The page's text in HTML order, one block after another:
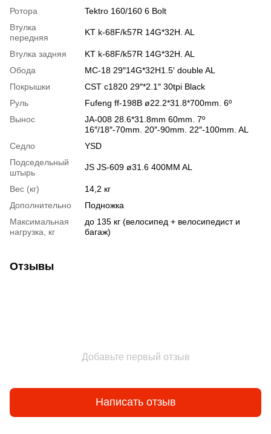
Ротора
Tektro 160/160 6 Bolt
Втулка
передняя
KT k-68F/k57R 14G*32H. AL
Втулка задняя
KT k-68F/k57R 14G*32H. AL
Обода
MC-18 29″14G*32H1.5′ double AL
Покрышки
CST c1820 29″*2.1″ 30tpi Black
Руль
Fufeng ff-198B ø22.2*31.8*700mm. 6º
Вынос
JA-008 28.6*31.8mm 60mm. 7º
16″/18″-70mm. 20″-90mm. 22″-100mm. AL
Седло
YSD
Подседельный
штырь
JS JS-609 ø31.6 400MM AL
Вес (кг)
14,2 кг
Дополнительно
Подножка
Максимальная
нагрузка, кг
до 135 кг (велосипед + велосипедист и
багаж)
Отзывы
Добавьте первый отзыв
Написать отзыв